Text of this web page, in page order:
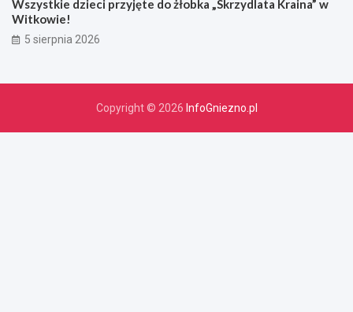
Wszystkie dzieci przyjęte do żłobka „Skrzydlata Kraina” w
Witkowie!
5 sierpnia 2026
Copyright © 2026 InfoGniezno.pl